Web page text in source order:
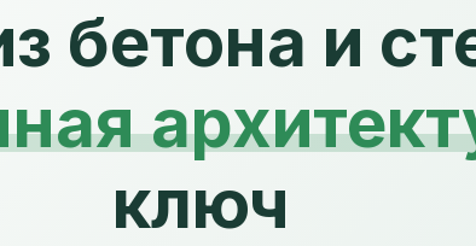
бетона и
ключ